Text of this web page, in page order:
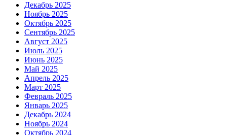
Декабрь 2025
Ноябрь 2025
Октябрь 2025
Сентябрь 2025
Август 2025
Июль 2025
Июнь 2025
Май 2025
Апрель 2025
Март 2025
Февраль 2025
Январь 2025
Декабрь 2024
Ноябрь 2024
Октябрь 2024